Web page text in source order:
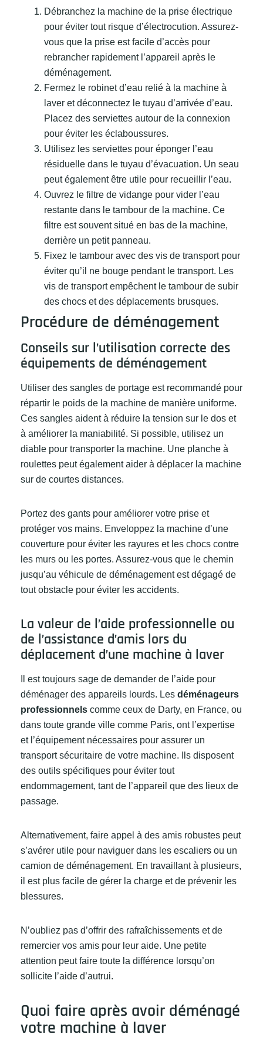
Débranchez la machine de la prise électrique
pour éviter tout risque d’électrocution. Assurez-
vous que la prise est facile d’accès pour
rebrancher rapidement l’appareil après le
déménagement.
Fermez le robinet d’eau relié à la machine à
laver et déconnectez le tuyau d’arrivée d’eau.
Placez des serviettes autour de la connexion
pour éviter les éclaboussures.
Utilisez les serviettes pour éponger l’eau
résiduelle dans le tuyau d’évacuation. Un seau
peut également être utile pour recueillir l’eau.
Ouvrez le filtre de vidange pour vider l’eau
restante dans le tambour de la machine. Ce
filtre est souvent situé en bas de la machine,
derrière un petit panneau.
Fixez le tambour avec des vis de transport pour
éviter qu’il ne bouge pendant le transport. Les
vis de transport empêchent le tambour de subir
des chocs et des déplacements brusques.
Procédure de déménagement
Conseils sur l’utilisation correcte des
équipements de déménagement
Utiliser des sangles de portage est recommandé pour
répartir le poids de la machine de manière uniforme.
Ces sangles aident à réduire la tension sur le dos et
à améliorer la maniabilité. Si possible, utilisez un
diable pour transporter la machine. Une planche à
roulettes peut également aider à déplacer la machine
sur de courtes distances.
Portez des gants pour améliorer votre prise et
protéger vos mains. Enveloppez la machine d’une
couverture pour éviter les rayures et les chocs contre
les murs ou les portes. Assurez-vous que le chemin
jusqu’au véhicule de déménagement est dégagé de
tout obstacle pour éviter les accidents.
La valeur de l’aide professionnelle ou
de l’assistance d’amis lors du
déplacement d’une machine à laver
Il est toujours sage de demander de l’aide pour
déménager des appareils lourds. Les déménageurs
professionnels comme ceux de Darty, en France, ou
dans toute grande ville comme Paris, ont l’expertise
et l’équipement nécessaires pour assurer un
transport sécuritaire de votre machine. Ils disposent
des outils spécifiques pour éviter tout
endommagement, tant de l’appareil que des lieux de
passage.
Alternativement, faire appel à des amis robustes peut
s’avérer utile pour naviguer dans les escaliers ou un
camion de déménagement. En travaillant à plusieurs,
il est plus facile de gérer la charge et de prévenir les
blessures.
N’oubliez pas d’offrir des rafraîchissements et de
remercier vos amis pour leur aide. Une petite
attention peut faire toute la différence lorsqu’on
sollicite l’aide d’autrui.
Quoi faire après avoir déménagé
votre machine à laver